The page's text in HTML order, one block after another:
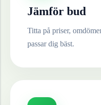
Jämför bud
Titta på priser,
passar dig bäst.